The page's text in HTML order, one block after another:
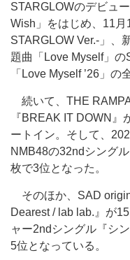
STARGLOWのデビュ
Wish」をはじめ、11
STARGLOW Ver.-」、
題曲「Love Myself」
「Love Myself ’26」の
続いて、THE
『BREAK IT DOWN
ートイン。そして、
NMB48の32ndシング
枚で3位となった。
そのほか、SAD
Dearest / lab lab.』が
ャー2ndシングル『シ
5位となっている。